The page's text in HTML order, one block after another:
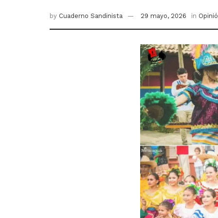
by Cuaderno Sandinista 29 mayo, 2026 in